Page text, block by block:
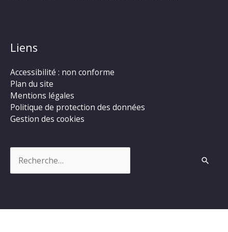
Liens
Accessibilité : non conforme
Plan du site
Mentions légales
Politique de protection des données
Gestion des cookies